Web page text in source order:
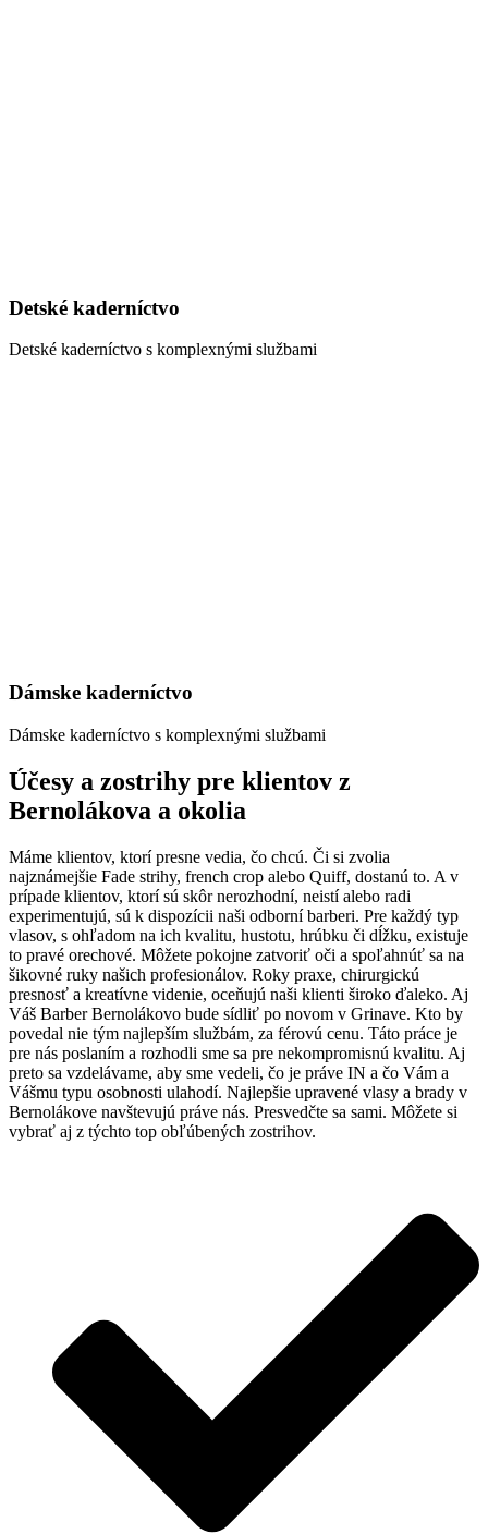
Detské kaderníctvo
Detské kaderníctvo s komplexnými službami
Dámske kaderníctvo
Dámske kaderníctvo s komplexnými službami
Účesy a zostrihy pre klientov z
Bernolákova a okolia
Máme klientov, ktorí presne vedia, čo chcú. Či si zvolia
najznámejšie Fade strihy, french crop alebo Quiff, dostanú to. A v
prípade klientov, ktorí sú skôr nerozhodní, neistí alebo radi
experimentujú, sú k dispozícii naši odborní barberi. Pre každý typ
vlasov, s ohľadom na ich kvalitu, hustotu, hrúbku či dĺžku, existuje
to pravé orechové. Môžete pokojne zatvoriť oči a spoľahnúť sa na
šikovné ruky našich profesionálov. Roky praxe, chirurgickú
presnosť a kreatívne videnie, oceňujú naši klienti široko ďaleko. Aj
Váš Barber Bernolákovo bude sídliť po novom v Grinave. Kto by
povedal nie tým najlepším službám, za férovú cenu. Táto práce je
pre nás poslaním a rozhodli sme sa pre nekompromisnú kvalitu. Aj
preto sa vzdelávame, aby sme vedeli, čo je práve IN a čo Vám a
Vášmu typu osobnosti ulahodí. Najlepšie upravené vlasy a brady v
Bernolákove navštevujú práve nás. Presvedčte sa sami. Môžete si
vybrať aj z týchto top obľúbených zostrihov.